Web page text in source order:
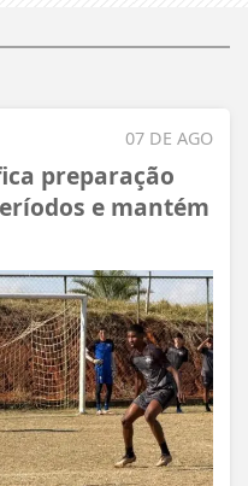
07 DE AGO
preparação
e mantém